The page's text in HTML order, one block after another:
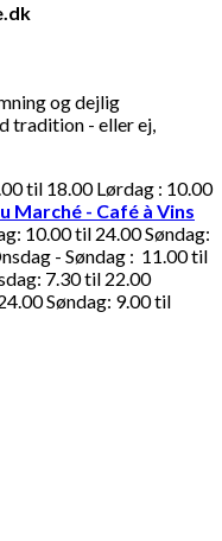
og dejlig
tradition - eller ej,
til 18.00 Lørdag : 10.00
Marché - Café à Vins
10.00 til 24.00 Søndag:
- Søndag : 11.00 til
7.30 til 22.00
Søndag: 9.00 til